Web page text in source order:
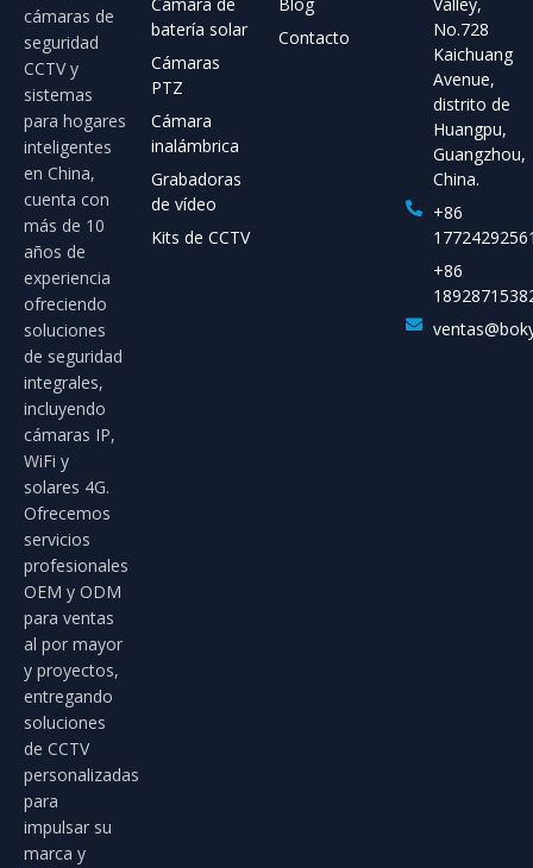
cámaras de
seguridad
CCTV y
sistemas
para hogares
inteligentes
en China,
cuenta con
más de 10
años de
experiencia
ofreciendo
soluciones
de seguridad
integrales,
incluyendo
cámaras IP,
WiFi y
solares 4G.
Ofrecemos
servicios
profesionales
OEM y ODM
para ventas
al por mayor
y proyectos,
entregando
soluciones
de CCTV
personalizadas
para
impulsar su
marca y
batería solar
Cámaras
PTZ
Cámara
inalámbrica
Grabadoras
de vídeo
Kits de CCTV
Contacto
No.728
Kaichuang
Avenue,
distrito de
Huangpu,
Guangzhou,
China.
+86
+86